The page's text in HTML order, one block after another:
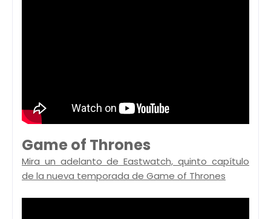
Game of Thrones
Mira un adelanto de Eastwatch, quinto capítulo
de la nueva temporada de Game of Thrones